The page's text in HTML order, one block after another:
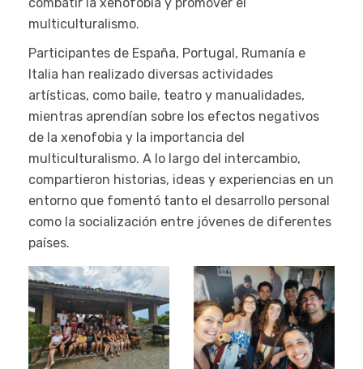
multiculturalismo.
Participantes de España, Portugal, Rumanía e
Italia han realizado diversas actividades
artísticas, como baile, teatro y manualidades,
mientras aprendían sobre los efectos negativos
de la xenofobia y la importancia del
multiculturalismo. A lo largo del intercambio,
compartieron historias, ideas y experiencias en un
entorno que fomentó tanto el desarrollo personal
como la socialización entre jóvenes de diferentes
países.